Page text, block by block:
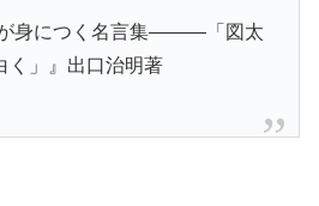
身につく名言集―――「図太
く」』出口治明著